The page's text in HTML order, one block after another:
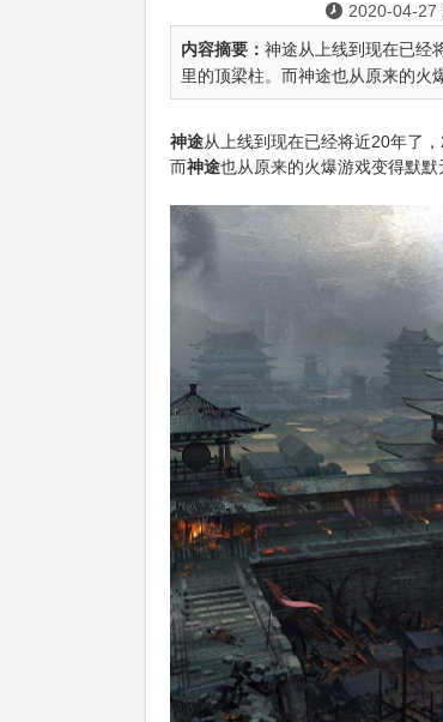
 2020-04-27
内容摘要： 神途从上线到现在已经
里的顶梁柱。而神途也从原来的火
神途从上线到现在已经将近20年了
而神途也从原来的火爆游戏变得默默